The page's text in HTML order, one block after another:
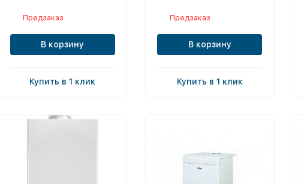
Предзаказ
В корзину
Купить в 1 клик
Предзаказ
В корзину
Купить в 1 клик